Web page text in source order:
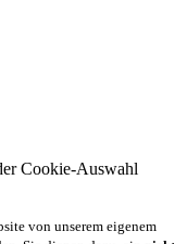
Cookie-Auswahl
von unserem eigenem